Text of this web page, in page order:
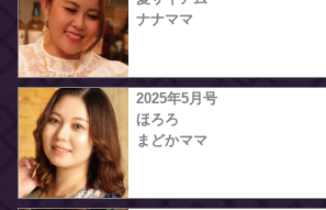
ナナママ
2025年5月号
ほろろ
まどかママ